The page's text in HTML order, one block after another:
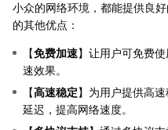
小众的网络环境，都能提供良
的其他优点：
【免费加速】让用户可免费
速效果。
【高速稳定】为用户提供高
延迟，提高网络速度。